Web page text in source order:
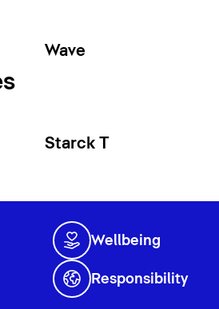
Wave
Starck T
Wellbeing
Responsibility